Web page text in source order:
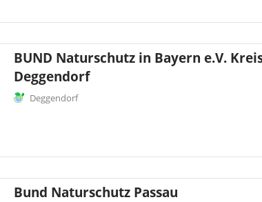
BUND Naturschutz in Bayern e.V.
Deggendorf
Deggendorf
Bund Naturschutz Passau